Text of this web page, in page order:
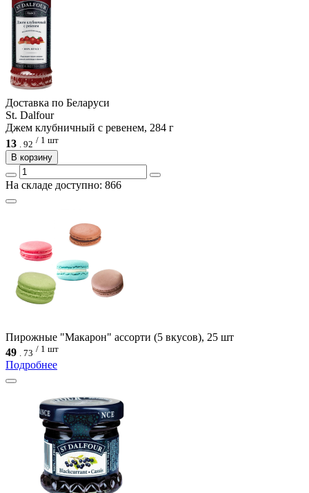
Доcтавка по Беларуси
St. Dalfour
Джем клубничный с ревенем, 284 г
13
92 / 1 шт
В корзину
На складе доступно: 866
Пирожные "Макарон" ассорти (5 вкусов), 25 шт
49 . 73 / 1 шт
Подробнее